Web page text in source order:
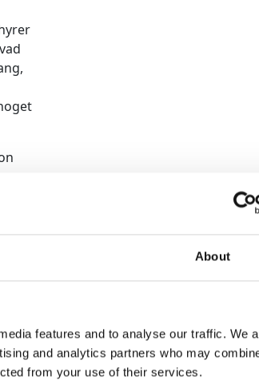
About
features and to analyse our traffic. We
and analytics partners who may
from your use of their services.
som
er
i